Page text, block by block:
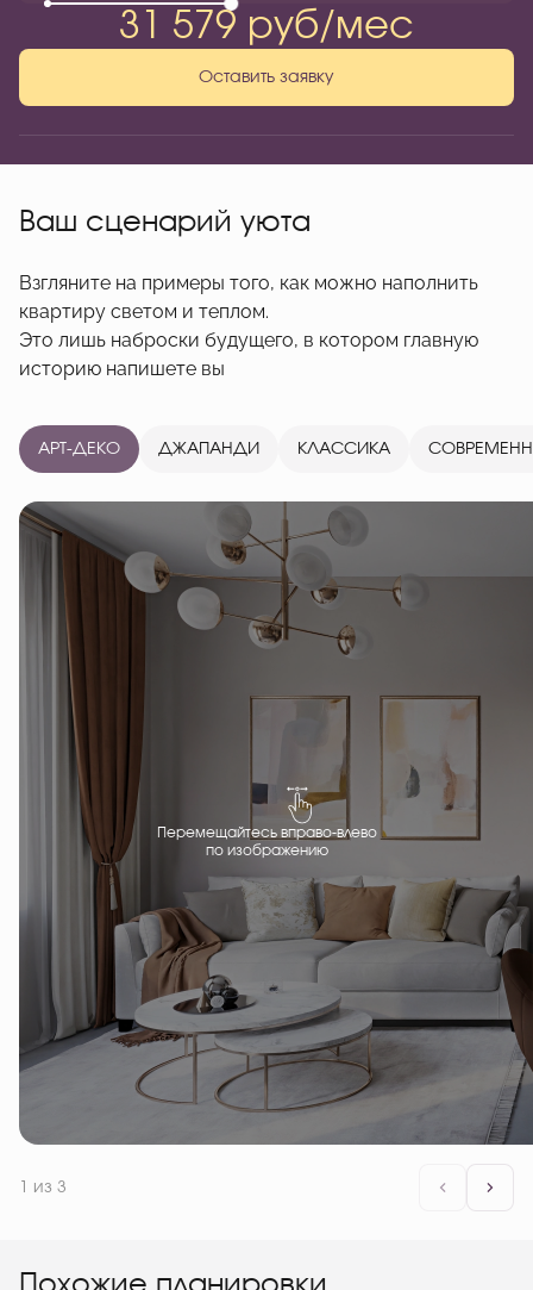
31 579 руб/мес
Оставить заявку
Ваш сценарий уюта
Взгляните на примеры того, как можно наполнить
квартиру светом и теплом.
Это лишь наброски будущего, в котором главную
историю напишете вы
АРТ-ДЕКО ДЖАПАНДИ КЛАССИКА
Перемещайтесь вправо-влево
по изображению
из 3